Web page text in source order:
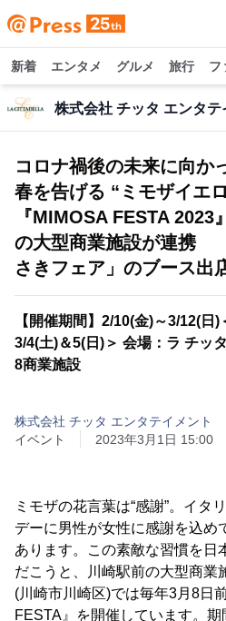
新着 エンタメ グルメ 旅行 フ
株式会社 チッタ エンタテ
コロナ禍後の未来に向か
春を告げる “ミモザイエ
『MIMOSA FESTA
の大型商業施設が連携
さきフェア」のブース出
【開催期間】2/10(金)～3/12(日)
3/4(土)＆5(日)＞ 会場：ラ チッ
8商業施設
株式会社 チッタ エンタテイメント
イベント
2023年3月1日 15:00
ミモザの花言葉は“感謝”。イタ
デーに男性が女性に感謝を込め
あります。この素敵な習慣を日
だこうと、川崎駅前の大型商業
(川崎市川崎区)では毎年3月8日
FESTA』を開催しています。